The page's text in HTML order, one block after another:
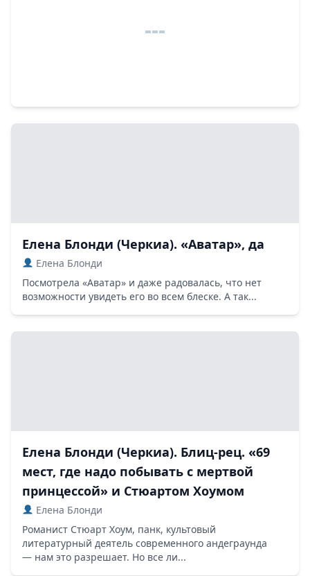
Елена Блонди (Черкиа). «Аватар», да
Елена Блонди
Посмотрела «Аватар» и даже радовалась, что нет
возможности увидеть его во всем блеске. А так...
Елена Блонди (Черкиа). Блиц-рец. «69
мест, где надо побывать с мертвой
принцессой» и Стюартом Хоумом
Елена Блонди
Романист Стюарт Хоум, панк, культовый
литературный деятель современного андеграунда
— нам это разрешает. Но все ли...